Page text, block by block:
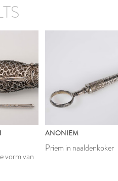
vorm van
ANONIEM
Priem in naaldenkoker